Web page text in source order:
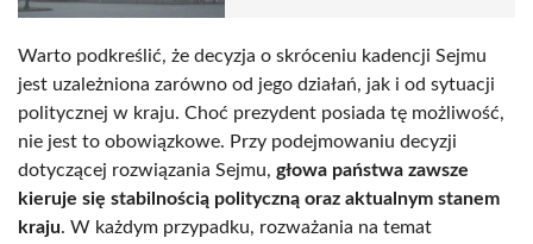
Warto podkreślić, że decyzja o skróceniu kadencji Sejmu
jest uzależniona zarówno od jego działań, jak i od sytuacji
politycznej w kraju. Choć prezydent posiada tę możliwość,
nie jest to obowiązkowe. Przy podejmowaniu decyzji
dotyczącej rozwiązania Sejmu, głowa państwa zawsze
kieruje się stabilnością polityczną oraz aktualnym stanem
kraju. W każdym przypadku, rozważania na temat